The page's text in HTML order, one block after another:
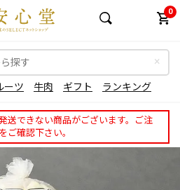
0
ーツ 牛肉 ギフト ランキング
送できない商品がございます。ご注
ご確認下さい。